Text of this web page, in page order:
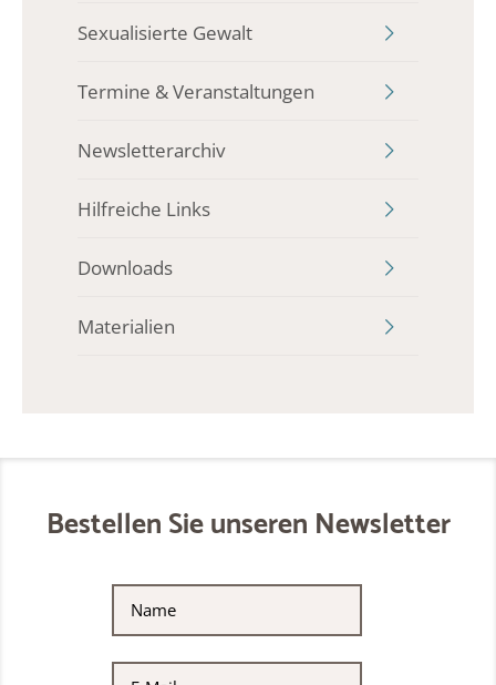
Sexualisierte Gewalt
Termine & Veranstaltungen
Newsletterarchiv
Hilfreiche Links
Downloads
Materialien
Bestellen Sie unseren Newsletter